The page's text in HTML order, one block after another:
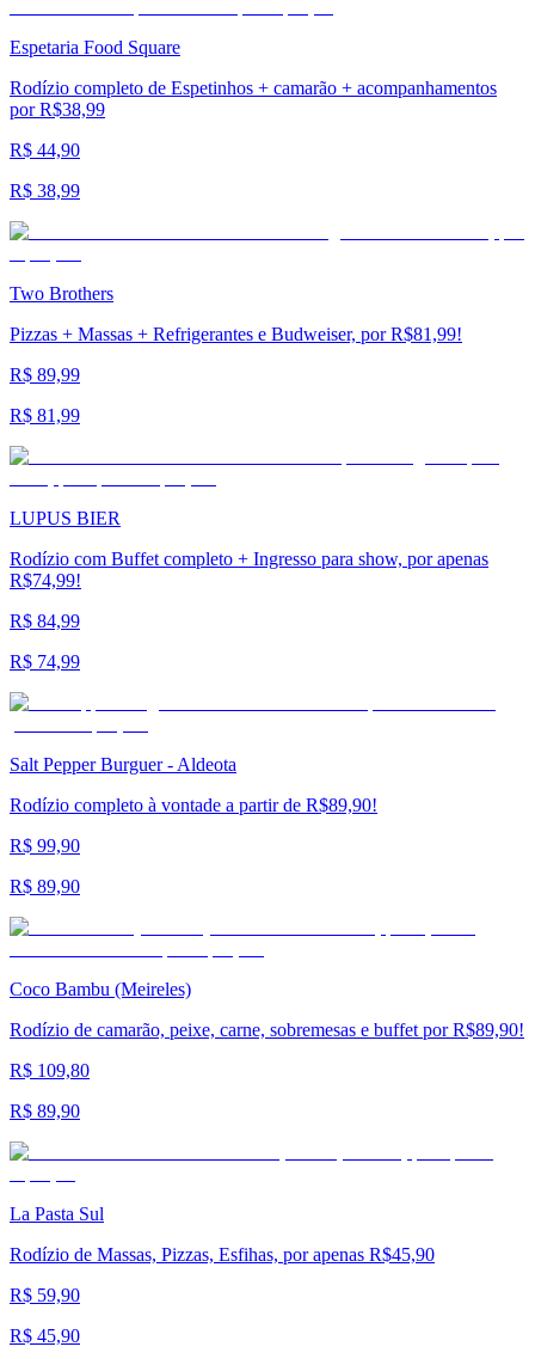
Espetaria Food Square
Rodízio completo de Espetinhos + camarão + acompanhamentos
por R$38,99
R$ 44,90
R$ 38,99
Two Brothers
Pizzas + Massas + Refrigerantes e Budweiser, por R$81,99!
R$ 89,99
R$ 81,99
LUPUS BIER
Rodízio com Buffet completo + Ingresso para show, por apenas
R$74,99!
R$ 84,99
R$ 74,99
Salt Pepper Burguer - Aldeota
Rodízio completo à vontade a partir de R$89,90!
R$ 99,90
R$ 89,90
Coco Bambu (Meireles)
Rodízio de camarão, peixe, carne, sobremesas e buffet por R$89,90!
R$ 109,80
R$ 89,90
La Pasta Sul
Rodízio de Massas, Pizzas, Esfihas, por apenas R$45,90
R$ 59,90
R$ 45,90